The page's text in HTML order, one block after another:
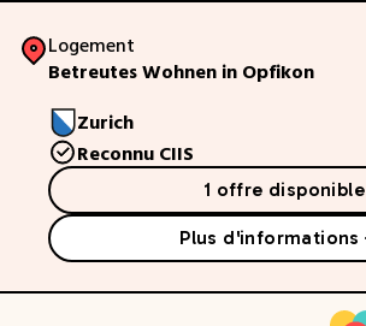
Logement
Betreutes Wohnen in Opfikon
Zurich
Reconnu CIIS
1 offre disponible
Plus d'informations